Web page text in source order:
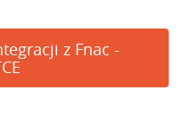
z Fnac -